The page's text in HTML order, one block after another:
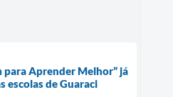
para Aprender Melhor” já
escolas de Guaraci